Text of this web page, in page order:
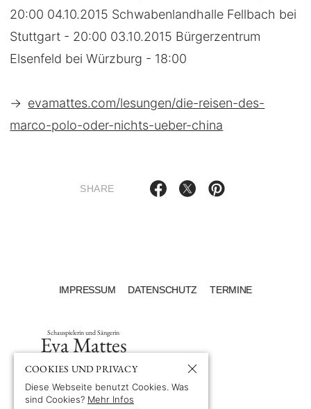
20:00 04.10.2015 Schwabenlandhalle Fellbach bei
Stuttgart - 20:00 03.10.2015 Bürgerzentrum
Elsenfeld bei Würzburg - 18:00
→ evamattes.com/lesungen/die-reisen-des-
marco-polo-oder-nichts-ueber-china
SHARE
IMPRESSUM DATENSCHUTZ TERMINE
Schauspielerin und Sängerin
Eva Mattes
COOKIES UND PRIVACY
Diese Webseite benutzt Cookies. Was
sind Cookies? Mehr Infos